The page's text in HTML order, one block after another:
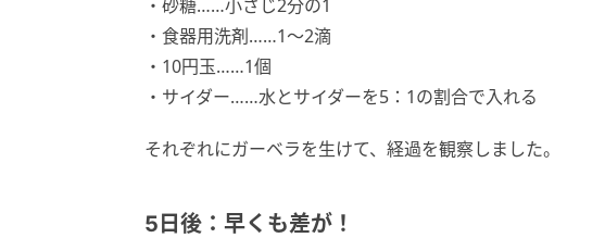
・砂糖……小さじ2分の1
・食器用洗剤……1～2滴
・10円玉……1個
・サイダー……水とサイダーを5：1の割合で入れる
それぞれにガーベラを生けて、経過を観察しました。
5日後：早くも差が！